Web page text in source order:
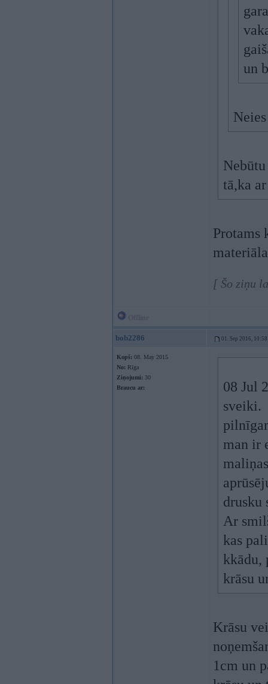
un
tā,ka
Protams
[ Šo ziņu
bob2286 01. Sep 2016, 10:58
Kopš: 08. May 2015
No: Rīga
Ziņojumi: 30
Braucu ar:
08 Jul
sveiki.
man ir
drusku
Ar
kas
kkādu,
krāsu
Krāsu
1cm un